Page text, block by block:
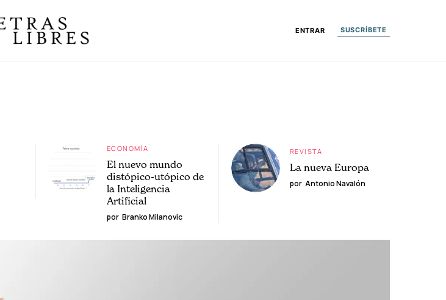
ENTRAR SUSCRÍBETE
ECONOMÍA
El nuevo mundo
distópico-utópico de
la Inteligencia
Artificial
por Branko Milanovic
REVISTA
La nueva Europa
por Antonio Navalón